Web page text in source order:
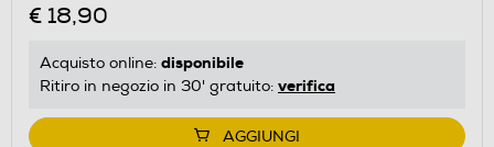
€ 18,90
Acquisto online: disponibile
Ritiro in negozio in 30' gratuito: verifica
AGGIUNGI